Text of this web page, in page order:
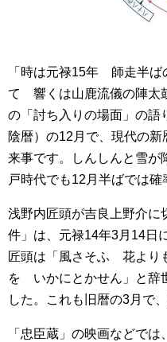
「時は元禄15年 師走半
て 響くは山鹿流儀の陣太
の「討ち入りの場面」の語
陰暦）の12月で、現代の
来事です。しんしんと雪が
戸時代でも12月半ばでは確
浅野内匠頭が吉良上野介に
件」は、元禄14年3月14日
匠頭は「風さそふ 花よ
を いかにとかせん」と辞
した。これも旧暦の3月で
「忠臣蔵」の映画などで